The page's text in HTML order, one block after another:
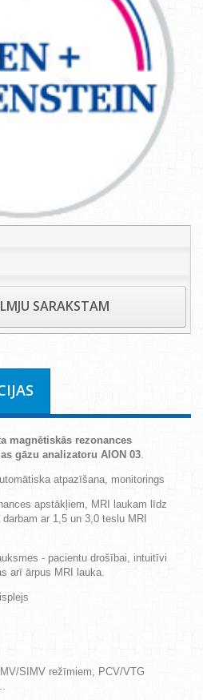
SARAKSTAM
magnētiskās rezonances
gāzu analizatoru AION 03.
atpazīšana, monitorings
apstākļiem, MRI laukam līdz
ar 1,5 un 3,0 teslu MRI
- pacientu drošībai, intuitīvi
arī ārpus MRI lauka.
SIMV režīmiem, PCV/VTG